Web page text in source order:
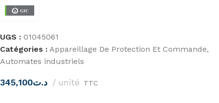
UGS : 01045061
Catégories : Appareillage De Protection Et Commande,
Automates industriels
د.ت345,100 unité TTC